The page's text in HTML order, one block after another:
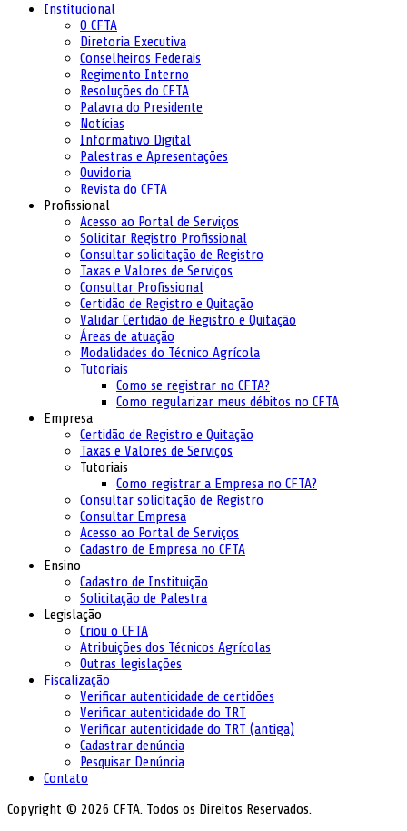
Institucional
O CFTA
Diretoria Executiva
Conselheiros Federais
Regimento Interno
Resoluções do CFTA
Palavra do Presidente
Notícias
Informativo Digital
Palestras e Apresentações
Ouvidoria
Revista do CFTA
Profissional
Acesso ao Portal de Serviços
Solicitar Registro Profissional
Consultar solicitação de Registro
Taxas e Valores de Serviços
Consultar Profissional
Certidão de Registro e Quitação
Validar Certidão de Registro e Quitação
Áreas de atuação
Modalidades do Técnico Agrícola
Tutoriais
Como se registrar no CFTA?
Como regularizar meus débitos no CFTA
Empresa
Certidão de Registro e Quitação
Taxas e Valores de Serviços
Tutoriais
Como registrar a Empresa no CFTA?
Consultar solicitação de Registro
Consultar Empresa
Acesso ao Portal de Serviços
Cadastro de Empresa no CFTA
Ensino
Cadastro de Instituição
Solicitação de Palestra
Legislação
Criou o CFTA
Atribuições dos Técnicos Agrícolas
Outras legislações
Fiscalização
Verificar autenticidade de certidões
Verificar autenticidade do TRT
Verificar autenticidade do TRT (antiga)
Cadastrar denúncia
Pesquisar Denúncia
Contato
Copyright © 2026 CFTA. Todos os Direitos Reservados.